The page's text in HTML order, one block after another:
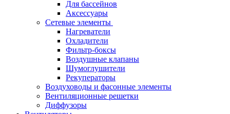
Для бассейнов
Аксессуары
Сетевые элементы
Нагреватели
Охладители
Фильтр-боксы
Воздушные клапаны
Шумоглушители
Рекуператоры
Воздуховоды и фасонные элементы
Вентиляционные решетки
Диффузоры